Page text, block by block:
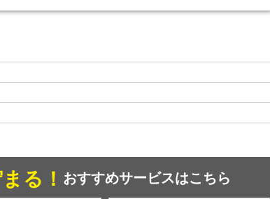
る！ おすすめサービスはこちら